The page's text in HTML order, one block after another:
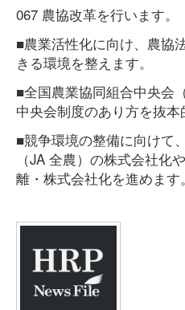
067 農協改革を行います。
■農業活性化に向け、農協
きる環境を整えます。
■全国農業協同組合中央会
中央会制度のあり方を抜本
■競争環境の整備に向けて
（JA 全農）の株式会社化
離・株式会社化を進めます。